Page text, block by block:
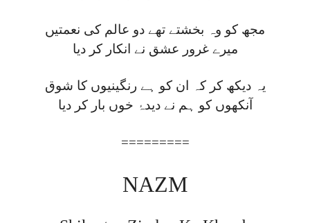
مجھ کو وہ بخشتے تھے دو عالم کی نعمتیں
میرے غرور عشق نے انکار کر دیا
یہ دیکھ کر کہ ان کو ہے رنگینیوں کا شوق
آنکھوں کو ہم نے دیدۂ خوں بار کر دیا
=========
NAZM